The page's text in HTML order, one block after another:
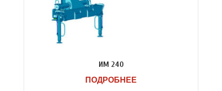
ИМ 240
ПОДРОБНЕЕ